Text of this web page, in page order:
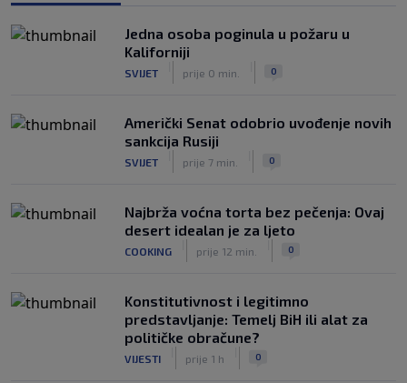
se pitaju gdje je i šta radi (VIDEO)
OSTALI SPORTOVI prije 5 h
Jedna osoba poginula u požaru u
Kaliforniji
SVIJET prije 0 min. 0
Američki Senat odobrio uvođenje novih
sankcija Rusiji
SVIJET prije 7 min. 0
Najbrža voćna torta bez pečenja: Ovaj
desert idealan je za ljeto
COOKING prije 12 min. 0
Konstitutivnost i legitimno
predstavljanje: Temelj BiH ili alat za
političke obračune?
VIJESTI prije 1 h 0